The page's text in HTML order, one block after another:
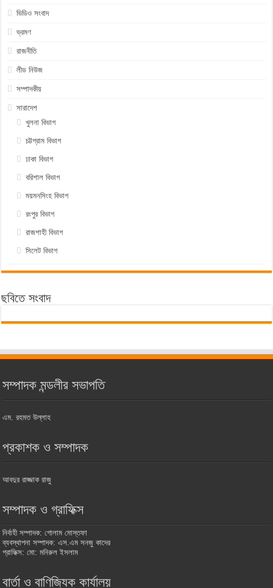
ভিডিও সংবাদ
ভ্রমণ
রাজনীতি
লীড নিউজ
সম্পাদকীয়
সারাদেশ
খুলনা বিভাগ
চট্টগ্রাম বিভাগ
ঢাকা বিভাগ
বরিশাল বিভাগ
ময়মনসিংহ বিভাগ
রংপুর বিভাগ
রাজশাহী বিভাগ
সিলেট বিভাগ
ছবিতে সংবাদ
সম্পাদক মন্ডলীর সভাপতি
এম. রহমত উল্লাহ
প্রকাশক ও সম্পাদক
আবদুর রাজ্জাক রাজু
সম্পাদক ও গ্রাফিক্স
নির্বাহী সম্পাদক: গোলাম মোস্তফা
ব্যবস্থাপনা সম্পাদক: এস.এম সনজু কাদের
গ্রাফিক্স: মো: মনিরুল ইসলাম
বার্তা ও বাণিজ্যিক কার্যালয়